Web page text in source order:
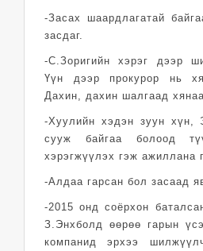
-Засах шаардлагатай
засдаг.
-С.Зоригийн хэрэг дээр
Үүн дээр прокурор нь
Дахин, дахин шалгаад
-Хуулийн хэдэн зуун хүн,
сууж байгаа болоод
хэрэгжүүлэх гэж ажиллана
-Алдаа гарсан бол засаад
-2015 онд соёрхон
З.Энхболд өөрөө гарын
компанид эрхээ